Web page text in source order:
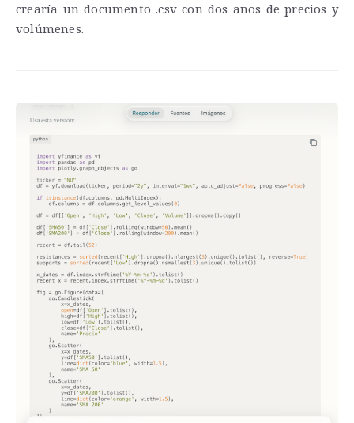
crearía un documento .csv con dos años de precios y
volúmenes.